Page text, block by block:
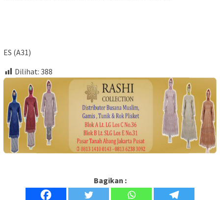
ES (A31)
Dilihat: 388
Bagikan :